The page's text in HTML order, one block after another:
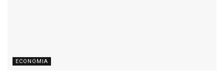
ECONOMIA